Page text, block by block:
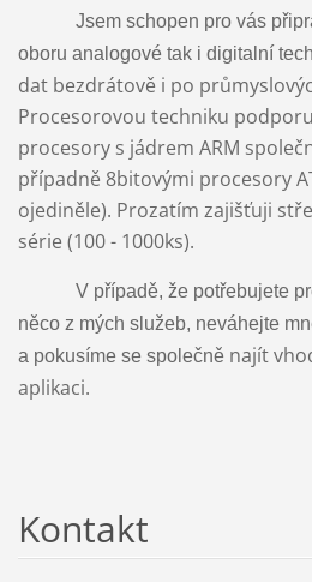
Jsem schopen pro vás
oboru analogové tak i digitalní
dat bezdrátově i po
Procesorovou techniku
procesory s jádrem ARM
případně 8bitovými procesory
ojediněle). Prozatím zajišťuji
série (100 - 1000ks).
V případě, že potřebujete
něco z mých služeb, neváhejte
a pokusíme se společně najít
aplikaci.
Kontakt